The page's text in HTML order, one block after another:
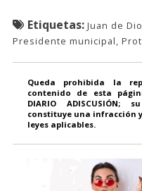
Etiquetas: Juan de
Presidente municipal,
Queda prohibida la
contenido de esta
DIARIO
constituye una infracción
leyes aplicables.